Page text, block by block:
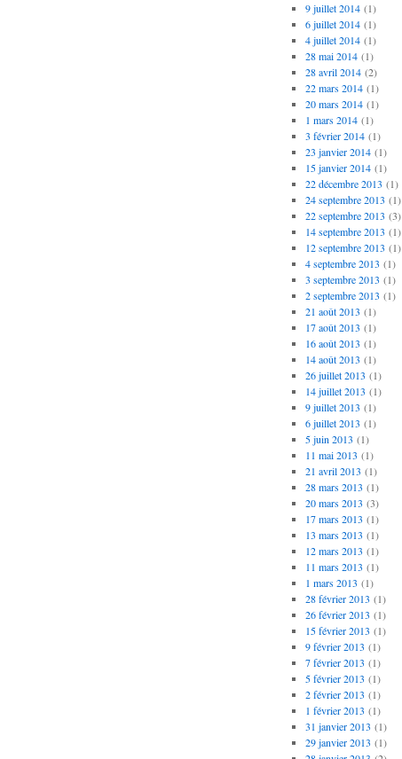
9 juillet 2014(1)
6 juillet 2014(1)
4 juillet 2014(1)
28 mai 2014(1)
28 avril 2014(2)
22 mars 2014(1)
20 mars 2014(1)
1 mars 2014(1)
3 février 2014(1)
23 janvier 2014(1)
15 janvier 2014(1)
22 décembre 2013 (1)
24 septembre 2013 (1)
22 septembre 2013 (3)
14 septembre 2013 (1)
12 septembre 2013 (1)
4 septembre 2013 (1)
3 septembre 2013 (1)
2 septembre 2013 (1)
21 août 2013 (1)
17 août 2013 (1)
16 août 2013 (1)
14 août 2013 (1)
26 juillet 2013 (1)
14 juillet 2013 (1)
9 juillet 2013 (1)
6 juillet 2013 (1)
5 juin 2013 (1)
11 mai 2013 (1)
21 avril 2013 (1)
28 mars 2013 (1)
20 mars 2013 (3)
17 mars 2013 (1)
13 mars 2013 (1)
12 mars 2013 (1)
11 mars 2013 (1)
1 mars 2013 (1)
28 février 2013 (1)
26 février 2013 (1)
15 février 2013 (1)
9 février 2013 (1)
7 février 2013 (1)
5 février 2013 (1)
2 février 2013 (1)
1 février 2013 (1)
31 janvier 2013 (1)
29 janvier 2013 (1)